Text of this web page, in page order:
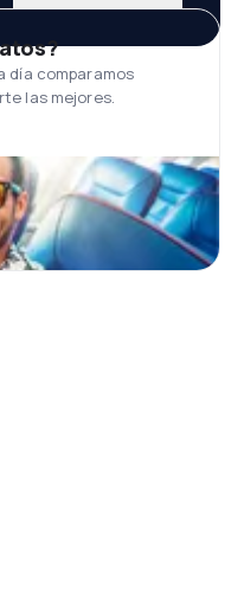
día comparamos
las mejores.